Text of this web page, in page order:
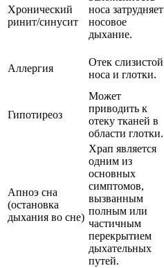
Хронический
ринит/синусит
носа затрудняет
носовое
дыхание.
Аллергия
Отек слизистой
носа и глотки.
Гипотиреоз
Может
приводить к
отеку тканей в
области глотки.
Апноэ сна
(остановка
дыхания во сне)
Храп является
одним из
основных
симптомов,
вызванным
полным или
частичным
перекрытием
дыхательных
путей.